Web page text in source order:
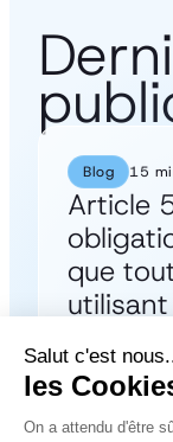
Blog 15
Article
que
Actualités